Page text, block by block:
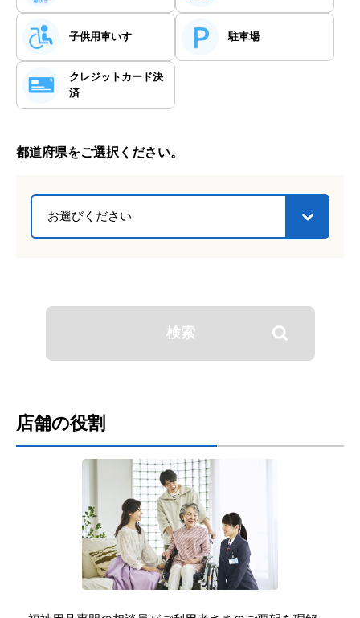
クレジットカードでも決済が可能です。
子供用車いす 駐車場
クレジット カード決
済
都道府県をご選択ください。
検索
店舗の役割